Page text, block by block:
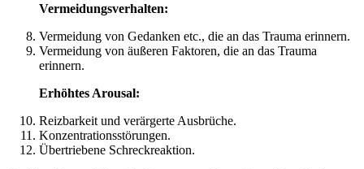
Vermeidungsverhalten:
Vermeidung von Gedanken etc., die an das Trauma erinnern.
Vermeidung von äußeren Faktoren, die an das Trauma
erinnern.
Erhöhtes Arousal:
Reizbarkeit und verärgerte Ausbrüche.
Konzentrationsstörungen.
Übertriebene Schreckreaktion.